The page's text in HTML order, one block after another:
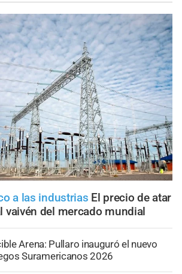
a las industrias El precio de atar
vaivén del mercado mundial
Arena: Pullaro inauguró el nuevo
Suramericanos 2026